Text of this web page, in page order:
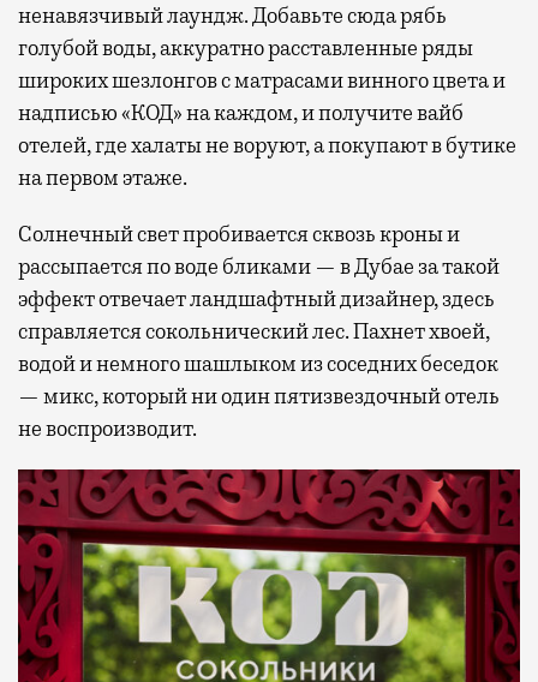
ненавязчивый лаундж. Добавьте сюда рябь
голубой воды, аккуратно расставленные ряды
широких шезлонгов с матрасами винного цвета и
надписью «КОД» на каждом, и получите вайб
отелей, где халаты не воруют, а покупают в бутике
на первом этаже.
Солнечный свет пробивается сквозь кроны и
рассыпается по воде бликами — в Дубае за такой
эффект отвечает ландшафтный дизайнер, здесь
справляется сокольнический лес. Пахнет хвоей,
водой и немного шашлыком из соседних беседок
— микс, который ни один пятизвездочный отель
не воспроизводит.